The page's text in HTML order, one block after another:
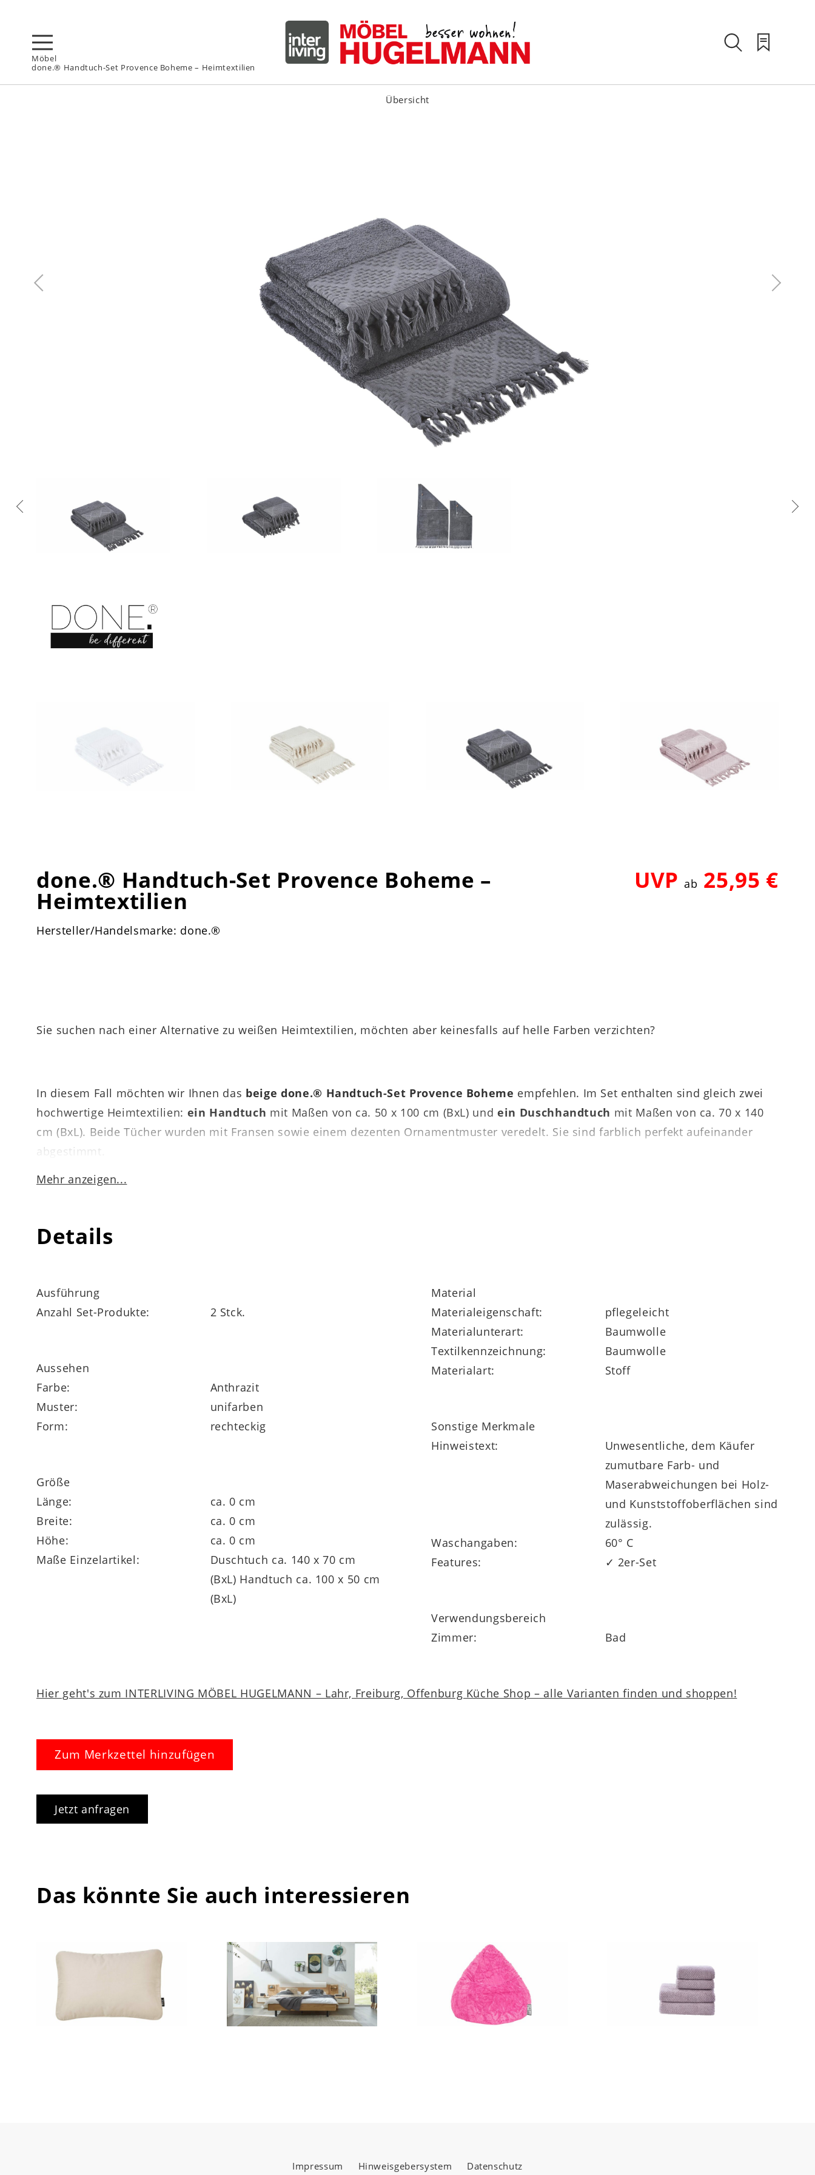
Möbel
done.® Handtuch-Set Provence Boheme – Heimtextilien
Übersicht
done.® Handtuch-Set Provence Boheme –
Heimtextilien
UVPab 25,95 €
Hersteller/Handelsmarke: done.®
Sie suchen nach einer Alternative zu weißen Heimtextilien, möchten aber keinesfalls auf helle Farben verzichten?
In diesem Fall möchten wir Ihnen das beige done.® Handtuch-Set Provence Boheme empfehlen. Im Set enthalten sind gleich zwei
hochwertige Heimtextilien: ein Handtuch mit Maßen von ca. 50 x 100 cm (BxL) undein Duschhandtuch mit Maßen von ca. 70 x 140
cm (BxL). Beide Tücher wurden mit Fransen sowie einem dezenten Ornamentmuster veredelt. Sie sind farblich perfekt aufeinander
abgestimmt.
hautfreundlich, sondern auch pflegeleicht. Bei Bedarf können sie im 60-Grad-Programm gewaschen und sogar maschinell getrocknet
Das zweiteilige Handtuch-Set Provence Boheme ist noch in vielen weiteren Farbtönen bestellbar.
Mehr anzeigen...
Details
Ausführung
Anzahl Set-Produkte:
2 Stck.
Aussehen
Farbe:
Anthrazit
Muster:
unifarben
Form:
rechteckig
Größe
Länge:
ca. 0 cm
Breite:
ca. 0 cm
Höhe:
ca. 0 cm
Maße Einzelartikel:
Duschtuch ca. 140 x 70 cm
(BxL) Handtuch ca. 100 x 50 cm
(BxL)
Material
Materialeigenschaft:
pflegeleicht
Materialunterart:
Baumwolle
Textilkennzeichnung:
Baumwolle
Materialart:
Stoff
Sonstige Merkmale
Hinweistext:
Unwesentliche, dem Käufer
zumutbare Farb- und
Maserabweichungen bei Holz-
und Kunststoffoberflächen sind
zulässig.
Waschangaben:
60° C
Features:
✓ 2er-Set
Verwendungsbereich
Zimmer:
Bad
Hier geht's zum INTERLIVING MÖBEL HUGELMANN – Lahr, Freiburg, Offenburg Küche Shop – alle Varianten finden und shoppen!
Zum Merkzettel hinzufügen
Jetzt anfragen
Das könnte Sie auch interessieren
Impressum Hinweisgebersystem Datenschutz